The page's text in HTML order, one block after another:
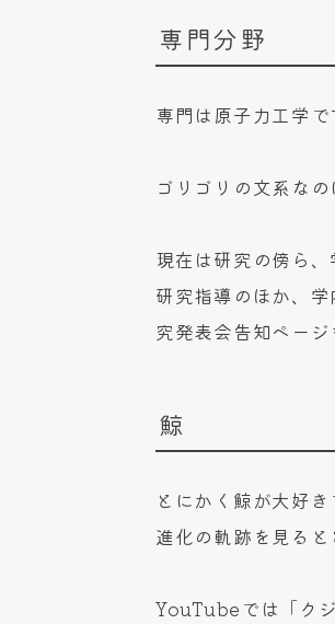
専門分野
専門は原子力工学で
ゴリゴリの文系な
現在は研究の傍ら
研究指導のほか、
究発表会告知ペー
鯨
とにかく鯨が大好
進化の軌跡を見ると
YouTubeでは「ク